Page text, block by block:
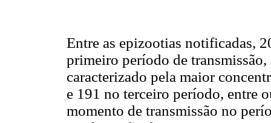
Entre as epizootias notificadas,
primeiro período de
caracterizado pela maior
e 191 no terceiro período, entre
momento de transmissão no